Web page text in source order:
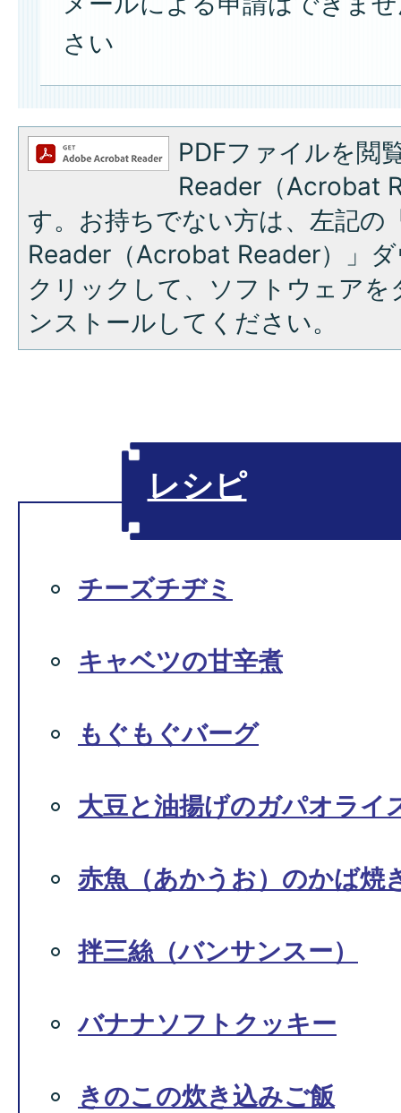
さい
PDFファイルを閲
Reader（Acrobat
す。お持ちでない方は、左記の
Reader（Acrobat Reader）」
クリックして、ソフトウェア
ンストールしてください。
レシピ
チーズチヂミ
キャベツの甘辛煮
もぐもぐバーグ
大豆と油揚げのガパオライ
赤魚（あかうお）のかば焼
拌三絲（バンサンスー）
バナナソフトクッキー
きのこの炊き込みご飯